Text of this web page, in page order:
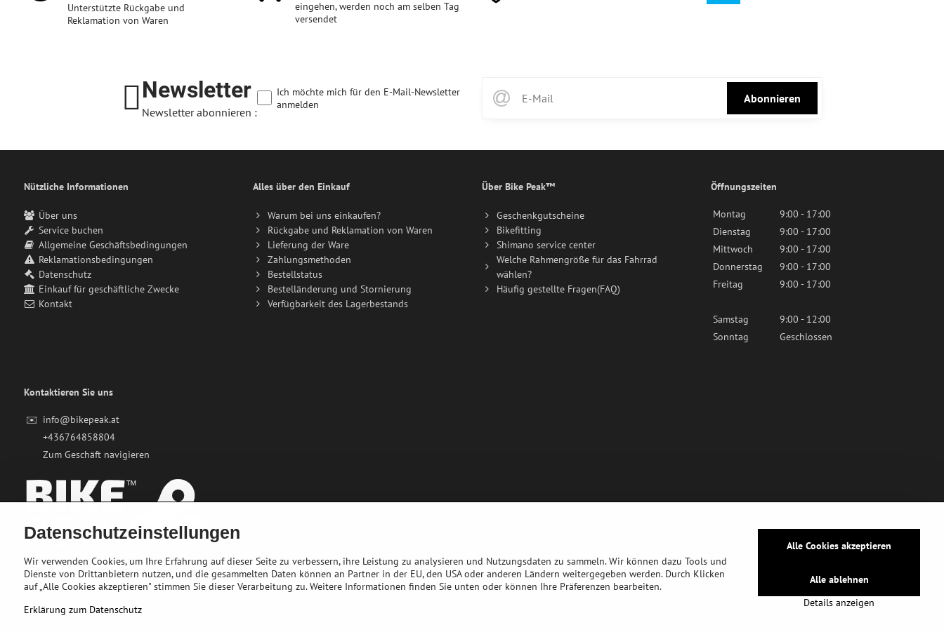
Unterstützte Rückgabe und
Reklamation von Waren
eingehen, werden noch am selben Tag
versendet
Newsletter
Newsletter abonnieren :
Abonnieren
Ich möchte mich für den E-Mail-Newsletter
anmelden
Nützliche Informationen
Über uns
Service buchen
Allgemeine Geschäftsbedingungen
Reklamationsbedingungen
Datenschutz
Einkauf für geschäftliche Zwecke
Kontakt
Alles über den Einkauf
Warum bei uns einkaufen?
Rückgabe und Reklamation von Waren
Lieferung der Ware
Zahlungsmethoden
Bestellstatus
Bestelländerung und Stornierung
Verfügbarkeit des Lagerbestands
Über Bike Peak™
Geschenkgutscheine
Bikefitting
Shimano service center
Welche Rahmengröße für das Fahrrad
wählen?
Häufig gestellte Fragen(FAQ)
Öffnungszeiten
Montag
9:00 - 17:00
Dienstag
9:00 - 17:00
Mittwoch
9:00 - 17:00
Donnerstag
9:00 - 17:00
Freitag
9:00 - 17:00
Samstag
9:00 - 12:00
Sonntag
Geschlossen
Kontaktieren Sie uns
✉️ info@bikepeak.at
+436764858804
Zum Geschäft navigieren
Datenschutzeinstellungen
Wir verwenden Cookies, um Ihre Erfahrung auf dieser Seite zu verbessern, ihre Leistung zu analysieren und Nutzungsdaten zu sammeln. Wir können dazu Tools und
Dienste von Drittanbietern nutzen, und die gesammelten Daten können an Partner in der EU, den USA oder anderen Ländern weitergegeben werden. Durch Klicken
auf „Alle Cookies akzeptieren" stimmen Sie dieser Verarbeitung zu. Weitere Informationen finden Sie unten oder können Ihre Präferenzen bearbeiten.
Erklärung zum Datenschutz
Details anzeigen
Alle Cookies akzeptieren
Alle ablehnen